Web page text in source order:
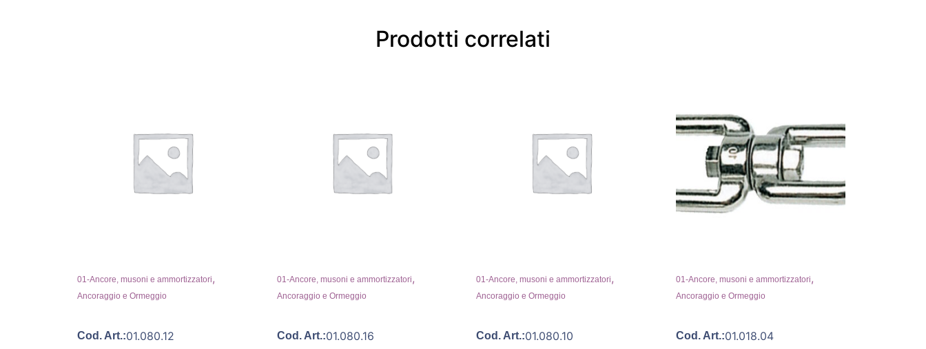
Prodotti correlati
01-Ancore, musoni e ammortizzatori,
Ancoraggio e Ormeggio
Cod. Art.:01.080.12
01-Ancore, musoni e ammortizzatori,
Ancoraggio e Ormeggio
Cod. Art.:01.080.16
01-Ancore, musoni e ammortizzatori,
Ancoraggio e Ormeggio
Cod. Art.:01.080.10
01-Ancore, musoni e ammortizzatori,
Ancoraggio e Ormeggio
Cod. Art.:01.018.04